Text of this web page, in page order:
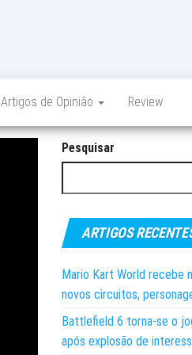
Artigos de Opinião Review
Pesquisar
ARTIGOS
Mario Kart World recebe
novos circuitos,
Battlefield 6 torna-se o
após explosão de